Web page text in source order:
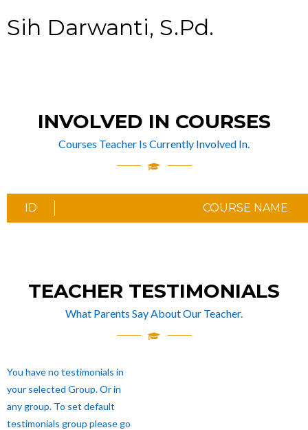
Sih Darwanti, S.Pd.
INVOLVED IN COURSES
Courses Teacher Is Currently Involved In.
ID COURSE NAME
TEACHER TESTIMONIALS
What Parents Say About Our Teacher.
You have no testimonials in
your selected Group. Or in
any group. To set default
testimonials group please go